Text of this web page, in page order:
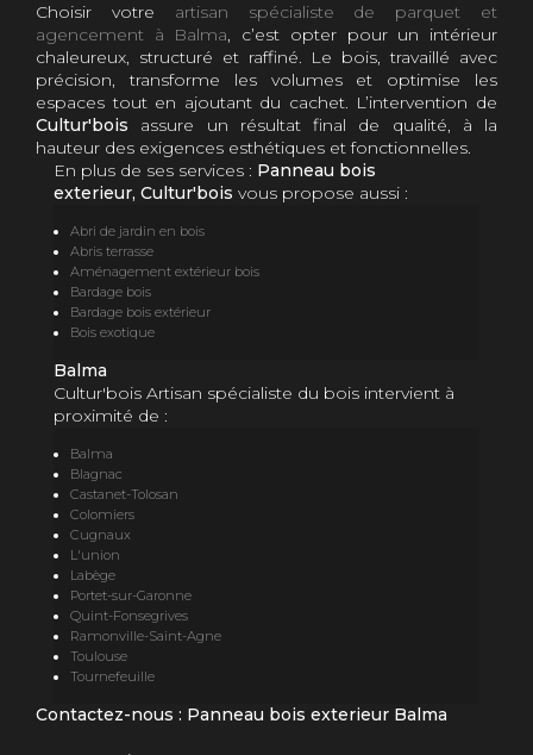
Choisir votre artisan spécialiste de parquet et
agencement à Balma, c’est opter pour un intérieur
chaleureux, structuré et raffiné. Le bois, travaillé avec
précision, transforme les volumes et optimise les
espaces tout en ajoutant du cachet. L’intervention de
Cultur'bois assure un résultat final de qualité, à la
hauteur des exigences esthétiques et fonctionnelles.
En plus de ses services : Panneau bois
exterieur, Cultur'bois vous propose aussi :
Abri de jardin en bois
Abris terrasse
Aménagement extérieur bois
Bardage bois
Bardage bois extérieur
Bois exotique
Balma
Cultur'bois Artisan spécialiste du bois intervient à
proximité de :
Balma
Blagnac
Castanet-Tolosan
Colomiers
Cugnaux
L'union
Labège
Portet-sur-Garonne
Quint-Fonsegrives
Ramonville-Saint-Agne
Toulouse
Tournefeuille
Contactez-nous : Panneau bois exterieur Balma